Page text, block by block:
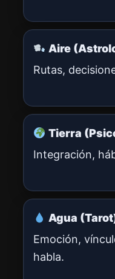
Aire
Rutas,
Tierra
Integración,
Agua
Emoción,
habla.